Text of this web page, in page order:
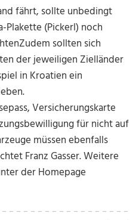
fährt, sollte unbedingt
Plakette (Pickerl) noch
sollten sich
der jeweiligen Zielländer
in Kroatien ein
Versicherungskarte
für nicht auf
müssen ebenfalls
Franz Gasser. Weitere
der Homepage